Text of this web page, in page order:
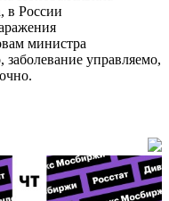
в России
министра
управляемо,